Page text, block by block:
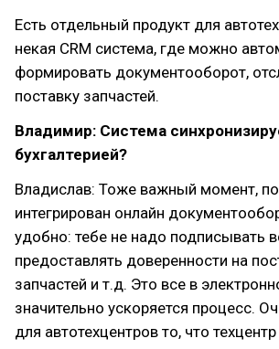
Есть отдельный продукт для
некая CRM система, где можно
формировать документооборот,
поставку запчастей.
Владимир: Система
бухгалтерией?
Владислав: Тоже важный момент,
интегрирован онлайн
удобно: тебе не надо подписывать
предоставлять доверенности на
запчастей и т.д. Это все в
значительно ускоряется процесс.
для автотехцентров то, что